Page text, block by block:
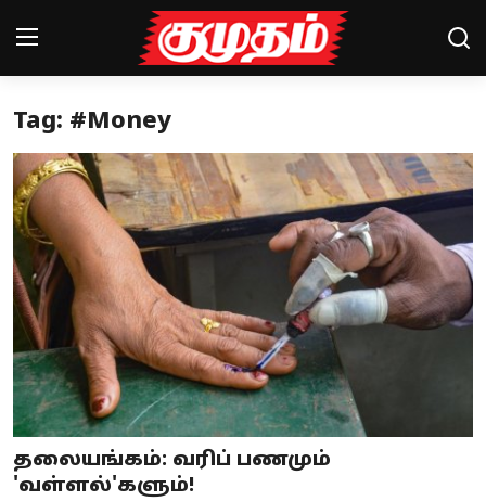
Home
Magazines
Games
Cinema
Videos
Health
Sports
Special Story
Tag: #Money
தலையங்கம்: வரிப் பணமும்
'வள்ளல்'களும்!